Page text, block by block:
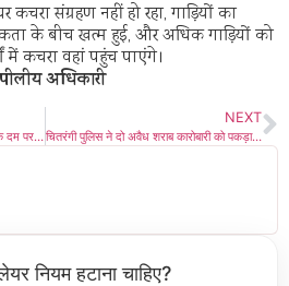
संग्रहण नहीं हो रहा, गाड़ियों का
के बीच खत्म हुई, और अधिक गाड़ियों को
में कचरा वहां पहुंच पाएंगे।
अधिकारी
जिस गांव में महिला करती थी मजदूरी पैसों के दम पर बन गई सरपंच
NEXT
चितरंगी पुलिस ने दो अवैध शराब कारोबारी को पकड़ा, पैसे लेकर छोड़ दिया!
नियम हटाना चाहिए?